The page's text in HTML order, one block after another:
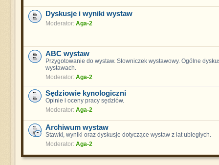
Dyskusje i wyniki wystaw
Moderator: Aga-2
ABC wystaw
Przygotowanie do wystaw. Słowniczek wystawowy. Ogólne
wystawach.
Moderator: Aga-2
Sędziowie kynologiczni
Opinie i oceny pracy sędziów.
Moderator: Aga-2
Archiwum wystaw
Stawki, wyniki oraz dyskusje dotyczące wystaw z lat ubiegłych.
Moderator: Aga-2